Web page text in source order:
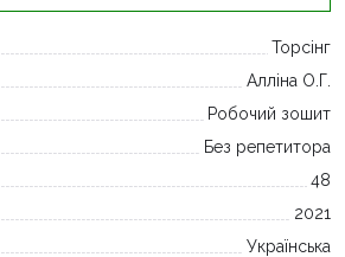
Торсінг
Алліна О.Г.
Робочий зошит
Без репетитора
48
2021
Українська